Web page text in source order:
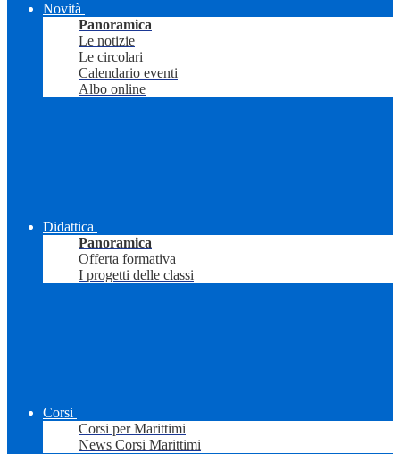
Novità
Panoramica
Le notizie
Le circolari
Calendario eventi
Albo online
Didattica
Panoramica
Offerta formativa
I progetti delle classi
Corsi
Corsi per Marittimi
News Corsi Marittimi